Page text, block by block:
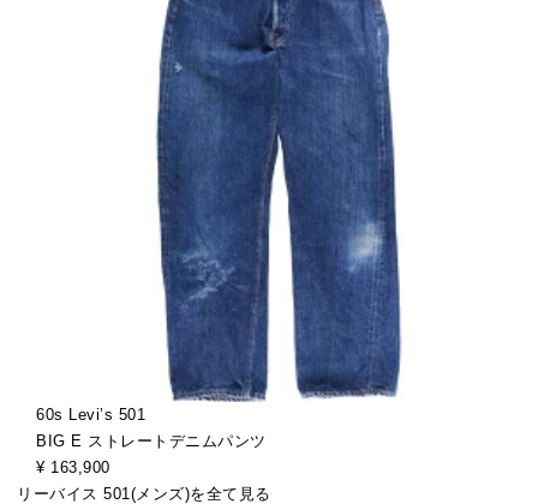
60s Levi’s 501
BIG E ストレートデニムパンツ
¥ 163,900
リーバイス 501(メンズ)を全て見る